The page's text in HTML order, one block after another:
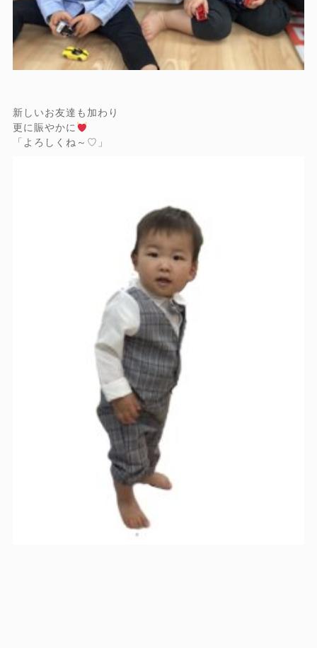
新しいお友達も加わり
更に賑やかに
「よろしくね～♡」